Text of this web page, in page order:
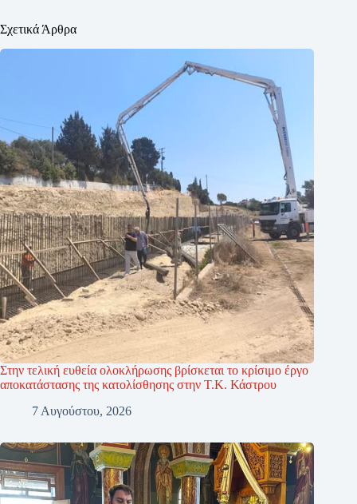
Σχετικά Άρθρα
Στην τελική ευθεία ολοκλήρωσης βρίσκεται το κρίσιμο έργο
αποκατάστασης της κατολίσθησης στην Τ.Κ. Κάστρου
7 Αυγούστου, 2026